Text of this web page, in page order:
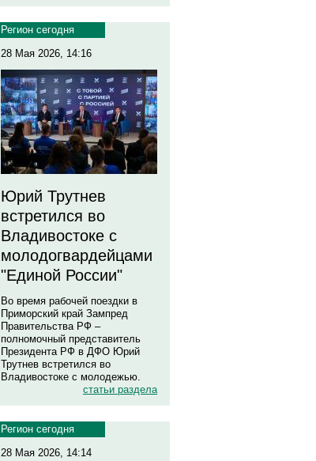
Регион сегодня
28 Мая 2026, 14:16
Юрий Трутнев
встретился во
Владивостоке с
молодогвардейцами
"Единой России"
Во время рабочей поездки в
Приморский край Зампред
Правительства РФ –
полномочный представитель
Президента РФ в ДФО Юрий
Трутнев встретился во
Владивостоке с молодежью.
статьи раздела
Регион сегодня
28 Мая 2026, 14:14